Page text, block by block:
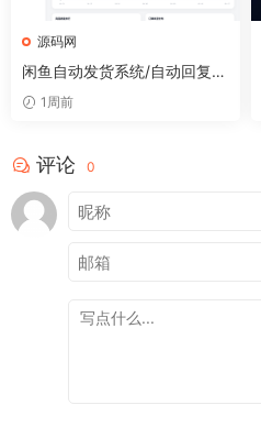
源码网
闲鱼自动发货系统/自动回复/
闲鱼AI回复系统源码
1周前
评论 0